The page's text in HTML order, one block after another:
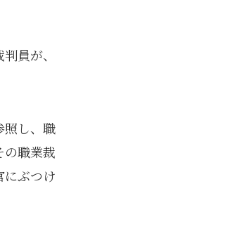
員が、
照し、職
の職業裁
にぶつけ